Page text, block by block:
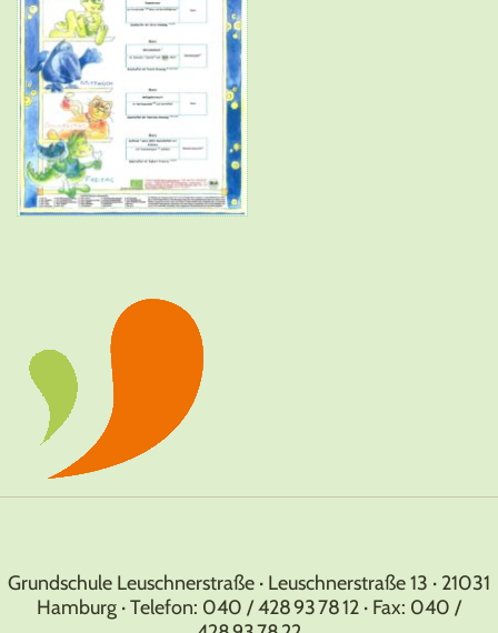
Grundschule Leuschnerstraße · Leuschnerstraße 13 · 21031
Hamburg · Telefon: 040 / 428 93 78 12 · Fax: 040 /